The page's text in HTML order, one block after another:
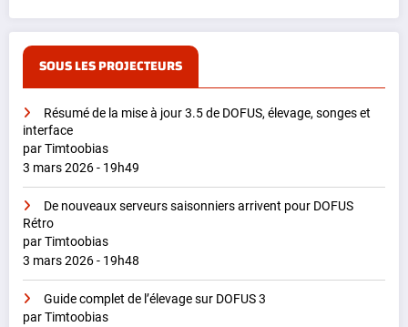
SOUS LES PROJECTEURS
Résumé de la mise à jour 3.5 de DOFUS, élevage, songes et
interface
par Timtoobias
3 mars 2026 - 19h49
De nouveaux serveurs saisonniers arrivent pour DOFUS
Rétro
par Timtoobias
3 mars 2026 - 19h48
Guide complet de l’élevage sur DOFUS 3
par Timtoobias